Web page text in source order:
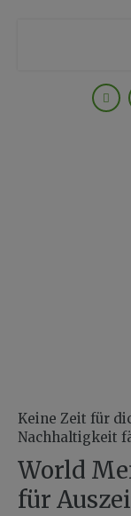
Keine Zeit für
Nachhaltigkeit
World
für